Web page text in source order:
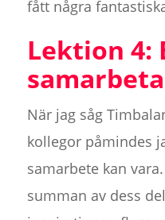
fått några
Lektion 4:
samarbeta
När jag såg
kollegor påmindes
samarbete kan
summan av dess